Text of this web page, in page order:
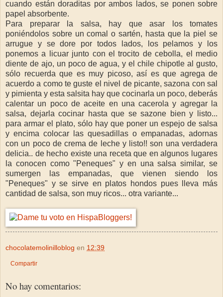
cuando están doraditas por ambos lados, se ponen sobre
papel absorbente.
Para preparar la salsa, hay que asar los tomates
poniéndolos sobre un comal o sartén, hasta que la piel se
arrugue y se dore por todos lados, los pelamos y los
ponemos a licuar junto con el trocito de cebolla, el medio
diente de ajo, un poco de agua, y el chile chipotle al gusto,
sólo recuerda que es muy picoso, así es que agrega de
acuerdo a como te guste el nivel de picante, sazona con sal
y pimienta y esta salsita hay que cocinarla un poco, deberás
calentar un poco de aceite en una cacerola y agregar la
salsa, dejarla cocinar hasta que se sazone bien y listo...
para armar el plato, sólo hay que poner un espejo de salsa
y encima colocar las quesadillas o empanadas, adornas
con un poco de crema de leche y listo!! son una verdadera
delicia.. de hecho existe una receta que en algunos lugares
la conocen como "Peneques" y en una salsa similar, se
sumergen las empanadas, que vienen siendo los
"Peneques" y se sirve en platos hondos pues lleva más
cantidad de salsa, son muy ricos... otra variante...
chocolatemolinilloblog en 12:39
Compartir
No hay comentarios: